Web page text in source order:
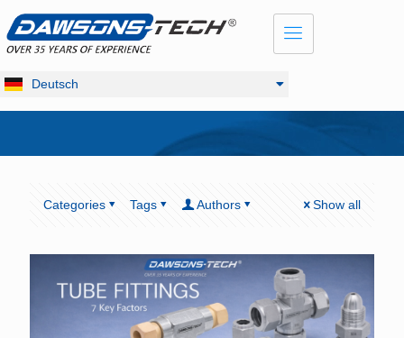
Deutsch
Dansk
English
Русский
Categories Tags Authors Show all